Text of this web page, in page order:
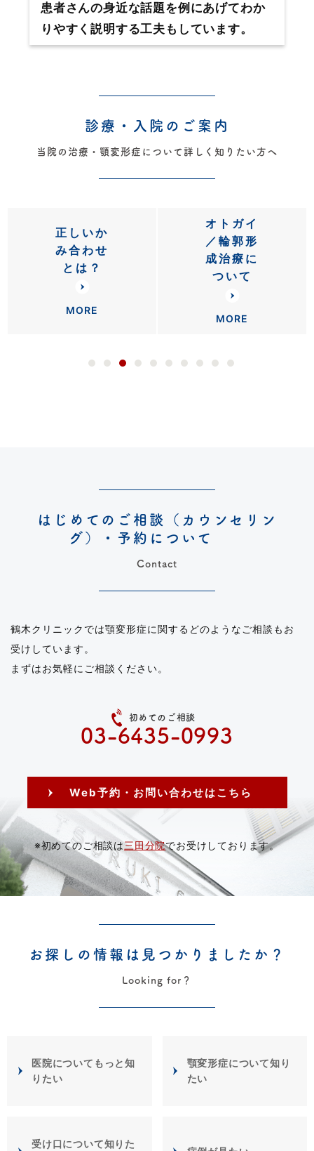
患者さんの身近な話題を例にあげてわか
りやすく説明する工夫もしています。
診療・入院のご案内
当院の治療・顎変形症について詳しく知りたい方へ
正しいか
み合わせ
とは？
MORE
オトガイ
／輪郭形
成治療に
ついて
MORE
はじめてのご相談（カウンセリン
グ）・予約について
Contact
鶴木クリニックでは顎変形症に関するどのようなご相談もお
受けしています。
まずはお気軽にご相談ください。
初めてのご相談
03-6435-0993
Web予約・お問い合わせはこちら
※初めてのご相談は三田分院でお受けしております。
お探しの情報は見つかりましたか？
Looking for？
医院についてもっと知
りたい
顎変形症について知り
たい
受け口について知りた